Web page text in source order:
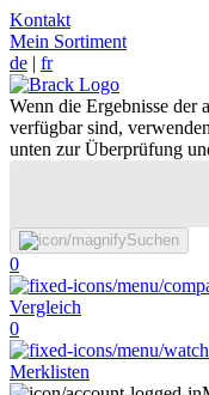
Kontakt
Mein Sortiment
de | fr
Wenn die Ergebnisse der
verfügbar sind,
unten zur Überprüfung
Suchen
0
Vergleich
0
Merklisten